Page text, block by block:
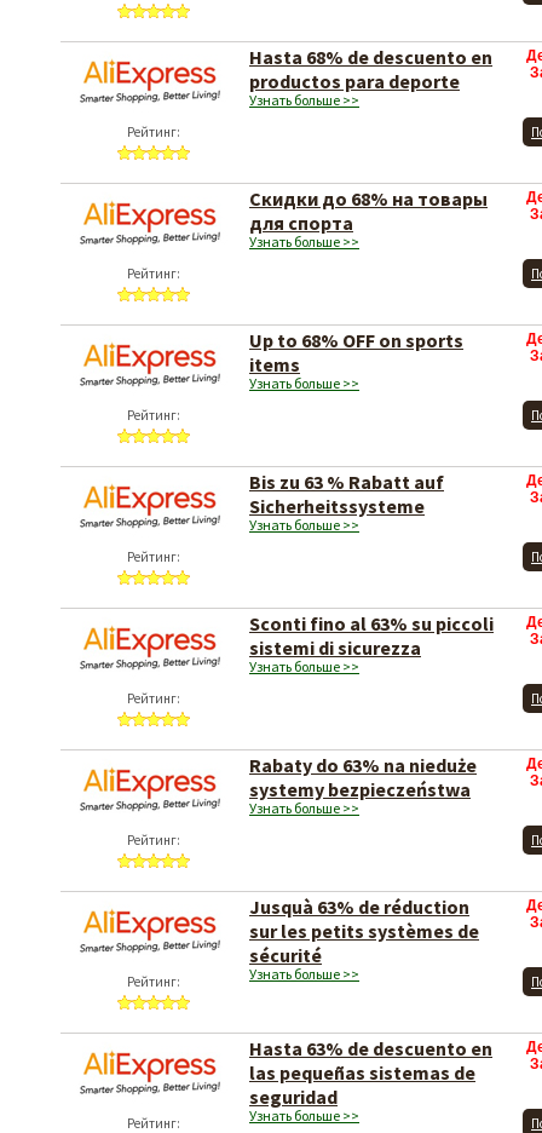
Рейтинг:
Hasta 68% de descuento en
productos para deporte
Узнать больше >>
Рейтинг:
Скидки до 68% на товары
для спорта
Узнать больше >>
Рейтинг:
Up to 68% OFF on sports
items
Узнать больше >>
Рейтинг:
Bis zu 63 % Rabatt auf
Sicherheitssysteme
Узнать больше >>
Рейтинг:
Sconti fino al 63% su piccoli
sistemi di sicurezza
Узнать больше >>
Рейтинг:
Rabaty do 63% na nieduże
systemy bezpieczeństwa
Узнать больше >>
Рейтинг:
Jusquà 63% de réduction
sur les petits systèmes de
sécurité
Узнать больше >>
Рейтинг:
Hasta 63% de descuento en
las pequeñas sistemas de
seguridad
Узнать больше >>